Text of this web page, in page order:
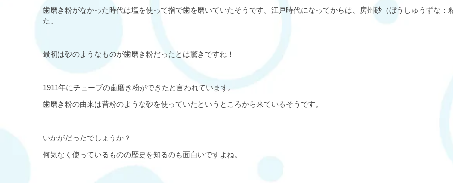
歯磨き粉がなかった時代は塩を使って指で歯を磨いていたそうです。江戸時代になってからは、房州砂（ぼうしゅうずな：
た。
最初は砂のようなものが歯磨き粉だったとは驚きですね！
1911年にチューブの歯磨き粉ができたと言われています。
歯磨き粉の由来は昔粉のような砂を使っていたというところから来ているそうです。
いかがだったでしょうか？
何気なく使っているものの歴史を知るのも面白いですよね。